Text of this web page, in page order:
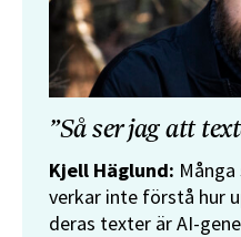
”Så ser jag att
Kjell Häglund:
verkar inte förstå hur
deras texter är AI-